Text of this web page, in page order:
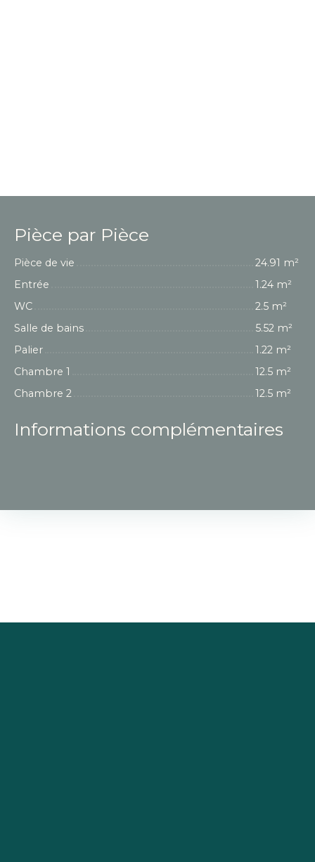
Pièce par Pièce
Pièce de vie
24.91 m²
Entrée
1.24 m²
WC
2.5 m²
Salle de bains
5.52 m²
Palier
1.22 m²
Chambre 1
12.5 m²
Chambre 2
12.5 m²
Informations complémentaires